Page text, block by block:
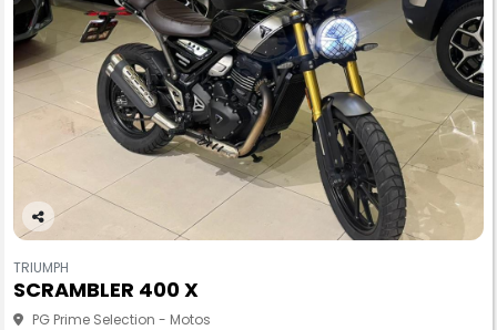
Co
pa
rtil
he
TRIUMPH
SCRAMBLER 400 X
PG Prime Selection - Motos